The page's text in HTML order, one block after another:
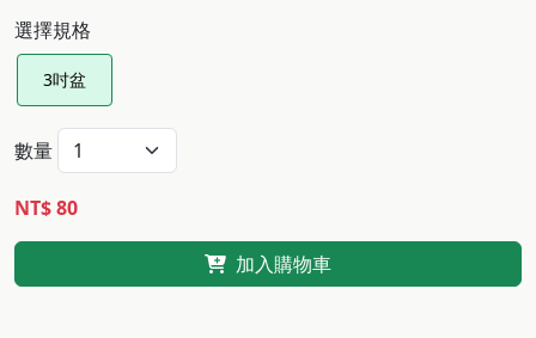
選擇規格
3吋盆
數量
NT$ 80
加入購物車